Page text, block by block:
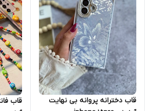
قاب دخترانه پروانه بی نهایت